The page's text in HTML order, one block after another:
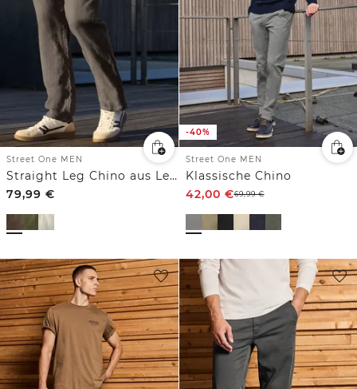
Street One MEN
Straight Leg Chino aus Leinen
79,99 €
-40%
Street One MEN
Klassische Chino
42,00 €69,99€